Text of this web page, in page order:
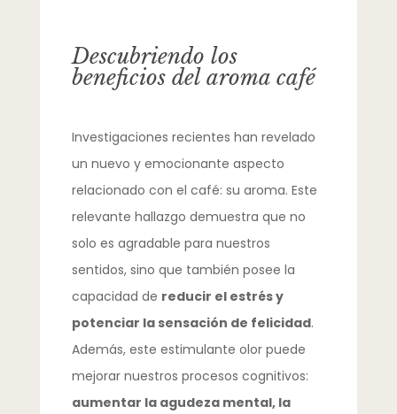
Descubriendo los
beneficios del aroma café
Investigaciones recientes han revelado
un nuevo y emocionante aspecto
relacionado con el café: su aroma. Este
relevante hallazgo demuestra que no
solo es agradable para nuestros
sentidos, sino que también posee la
capacidad de reducir el estrés y
potenciar la sensación de felicidad.
Además, este estimulante olor puede
mejorar nuestros procesos cognitivos:
aumentar la agudeza mental, la